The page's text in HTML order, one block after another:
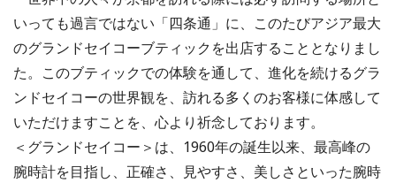
いっても過言ではない「四条通」に、このたびアジア最大
のグランドセイコーブティックを出店することとなりまし
た。このブティックでの体験を通して、進化を続けるグラ
ンドセイコーの世界観を、訪れる多くのお客様に体感して
いただけますことを、心より祈念しております。
＜グランドセイコー＞は、1960年の誕生以来、最高峰の
腕時計を目指し、正確さ、見やすさ、美しさといった腕時